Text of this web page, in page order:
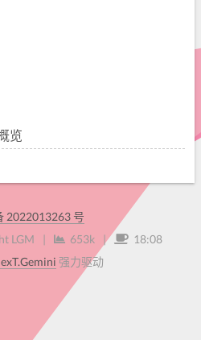
览
2022013263 号
LGM | 653k |
18:08
强力驱动